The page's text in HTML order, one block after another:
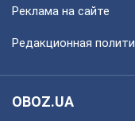
Реклама на сайте
Редакционная
OBOZ.UA